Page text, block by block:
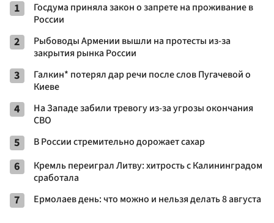
1
Госдума приняла закон о запрете на проживание в
России
2
Рыбоводы Армении вышли на протесты из-за
закрытия рынка России
3
Галкин* потерял дар речи после слов Пугачевой о
Киеве
4
На Западе забили тревогу из-за угрозы окончания
СВО
5 В России стремительно дорожает сахар
6
Кремль переиграл Литву: хитрость с Калининградом
сработала
7 Ермолаев день: что можно и нельзя делать 8 августа